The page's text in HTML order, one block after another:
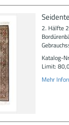
2. Hälfte
Katalog-
Limit:
Mehr